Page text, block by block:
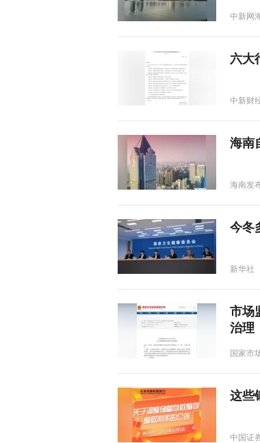
中新网
六大
中新财
海南
海南发
今冬
新华社
市场
治理
国家市
这些
中国证